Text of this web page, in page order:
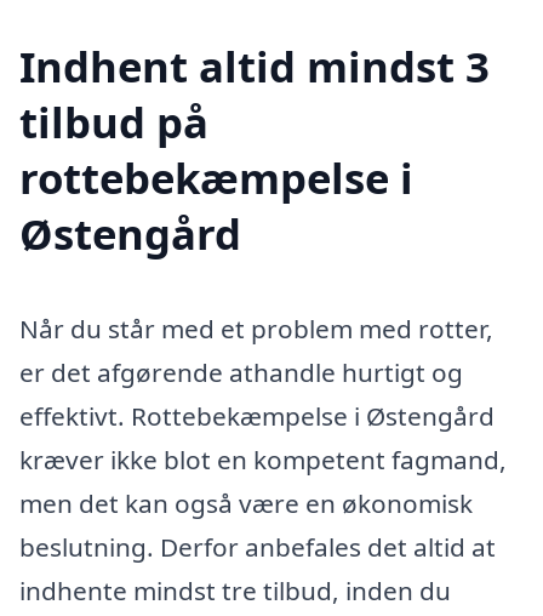
Indhent altid mindst 3
tilbud på
rottebekæmpelse i
Østengård
Når du står med et problem med rotter,
er det afgørende athandle hurtigt og
effektivt. Rottebekæmpelse i Østengård
kræver ikke blot en kompetent fagmand,
men det kan også være en økonomisk
beslutning. Derfor anbefales det altid at
indhente mindst tre tilbud, inden du